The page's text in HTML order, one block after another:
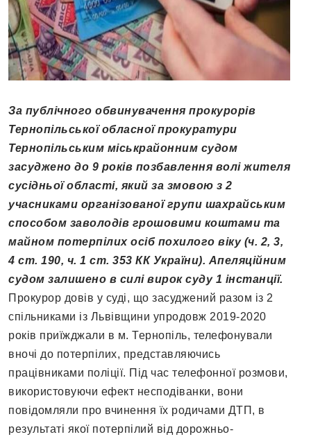
За публічного обвинувачення прокурорів
Тернопільської обласної прокуратури
Тернопільським міськрайонним судом
засуджено до 9 років позбавлення волі жителя
сусідньої області, який за змовою з 2
учасниками організованої групи шахрайським
способом заволодів грошовими коштами та
майном потерпілих осіб похилого віку (ч. 2, 3,
4 ст. 190, ч. 1 ст. 353 КК України). Апеляційним
судом залишено в силі вирок суду 1 інстанції.
Прокурор довів у суді, що засуджений разом із 2
спільниками із Львівщини упродовж 2019-2020
років приїжджали в м. Тернопіль, телефонували
вночі до потерпілих, представляючись
працівниками поліції. Під час телефонної розмови,
використовуючи ефект несподіванки, вони
повідомляли про вчинення їх родичами ДТП, в
результаті якої потерпілий від дорожньо-